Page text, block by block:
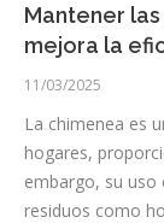
Mantener
mejora la
11/03/2025
La chimenea es
hogares,
embargo, su uso
residuos como